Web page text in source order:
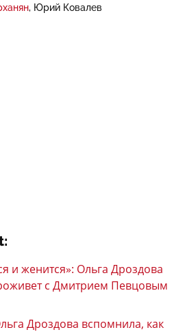
Юрий Ковалев
и женится»: Ольга Дроздова
с Дмитрием Певцовым
Дроздова вспомнила, как